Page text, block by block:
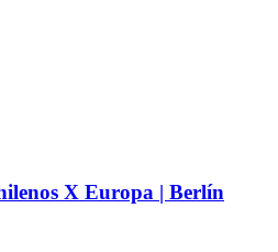
X Europa | Berlín